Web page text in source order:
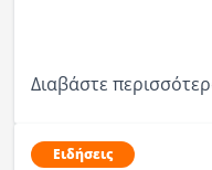
Διαβάστε
Ειδήσεις